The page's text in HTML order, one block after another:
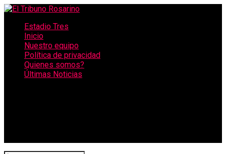
Estadio Tres
Inicio
Nuestro equipo
Política de privacidad
Quienes somos?
Últimas Noticias